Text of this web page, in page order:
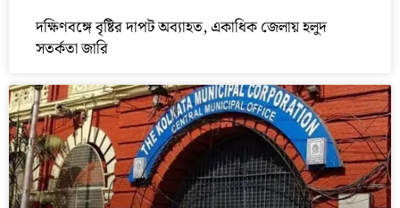
দক্ষিণবঙ্গে বৃষ্টির দাপট অব্যাহত, একাধিক জেলায় হলুদ
সতর্কতা জারি